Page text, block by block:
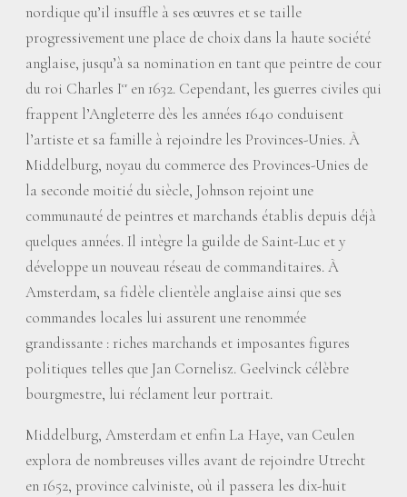
nordique qu’il insuffle à ses œuvres et se taille
progressivement une place de choix dans la haute société
anglaise, jusqu’à sa nomination en tant que peintre de cour
du roi Charles Ier en 1632. Cependant, les guerres civiles qui
frappent l’Angleterre dès les années 1640 conduisent
l’artiste et sa famille à rejoindre les Provinces-Unies. À
Middelburg, noyau du commerce des Provinces-Unies de
la seconde moitié du siècle, Johnson rejoint une
communauté de peintres et marchands établis depuis déjà
quelques années. Il intègre la guilde de Saint-Luc et y
développe un nouveau réseau de commanditaires. À
Amsterdam, sa fidèle clientèle anglaise ainsi que ses
commandes locales lui assurent une renommée
grandissante : riches marchands et imposantes figures
politiques telles que Jan Cornelisz. Geelvinck célèbre
bourgmestre, lui réclament leur portrait.
Middelburg, Amsterdam et enfin La Haye, van Ceulen
explora de nombreuses villes avant de rejoindre Utrecht
en 1652, province calviniste, où il passera les dix-huit